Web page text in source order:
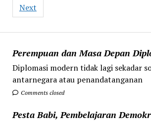
Perempuan dan Masa Depan
Diplomasi modern tidak lagi sekadar
antarnegara atau penandatanganan
Comments closed
Pesta Babi, Pembelajaran
Next